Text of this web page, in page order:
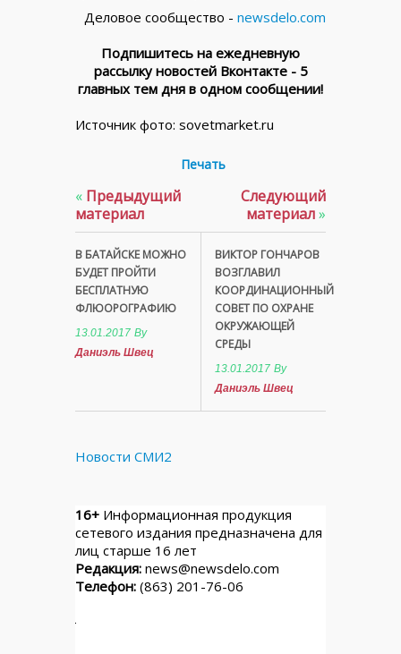
Деловое сообщество - newsdelo.com
Подпишитесь на ежедневную
рассылку новостей Вконтакте - 5
главных тем дня в одном сообщении!
Источник фото: sovetmarket.ru
Печать
« Предыдущий
материал
В БАТАЙСКЕ МОЖНО
БУДЕТ ПРОЙТИ
БЕСПЛАТНУЮ
ФЛЮОРОГРАФИЮ
13.01.2017 By
Даниэль Швец
Следующий
материал»
ВИКТОР ГОНЧАРОВ
ВОЗГЛАВИЛ
КООРДИНАЦИОННЫЙ
СОВЕТ ПО ОХРАНЕ
ОКРУЖАЮЩЕЙ
СРЕДЫ
13.01.2017 By
Даниэль Швец
Новости СМИ2
16+ Информационная продукция
сетевого издания предназначена для
лиц старше 16 лет
Редакция: news@newsdelo.com
Телефон: (863) 201-76-06